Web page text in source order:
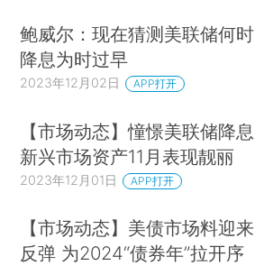
鲍威尔：现在猜测美联储何时
降息为时过早
2023年12月02日 APP打开
【市场动态】憧憬美联储降息
新兴市场资产11月表现靓丽
2023年12月01日 APP打开
【市场动态】美债市场料迎来
反弹 为2024“债券年”拉开序